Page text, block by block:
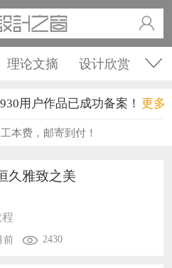
理论文摘 设计欣赏
设计赛事 教育培训
裁判案例 维权资讯
用户作品已成功备案！
用户作品已成功备案！
用户作品已成功备案！
用户作品已成功备案！
更多
本费，邮寄到付！
久雅致之美
前 2430